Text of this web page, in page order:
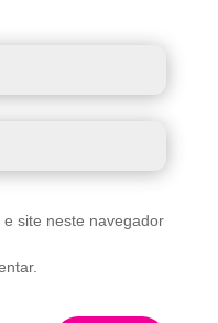
site neste navegador